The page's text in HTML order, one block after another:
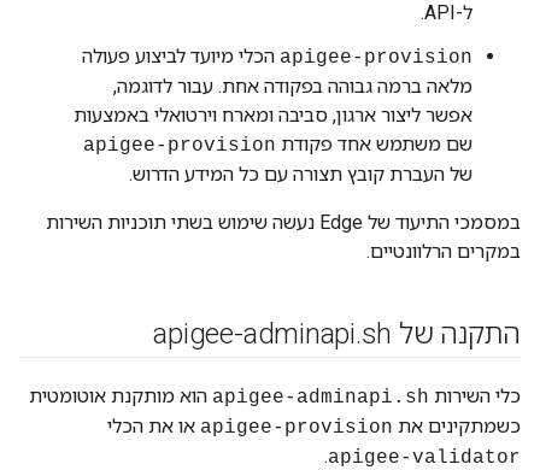
ל-API.
apigee-provision הכלי מיועד לביצוע פעולה
מלאה ברמה גבוהה בפקודה אחת. עבור לדוגמה,
אפשר ליצור ארגון, סביבה ומארח וירטואלי באמצעות
שם משתמש אחד פקודת apigee-provision
של העברת קובץ תצורה עם כל המידע הדרוש.
במסמכי התיעוד של Edge נעשה שימוש בשתי תוכניות השירות
במקרים הרלוונטיים.
התקנה של apigee-adminapi .sh
כלי השירות apigee-adminapi.sh הוא מותקנת אוטומטית
כשמתקינים את apigee-provision או את הכלי
apigee-validator
.